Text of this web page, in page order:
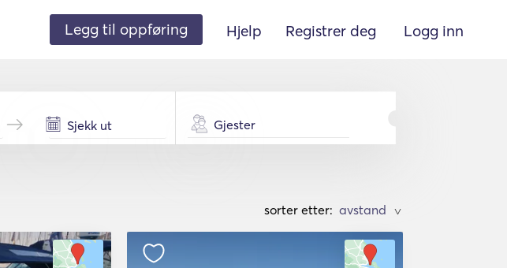
Legg til oppføring Hjelp Registrer deg Logg inn
Gjester
sorter etter: >